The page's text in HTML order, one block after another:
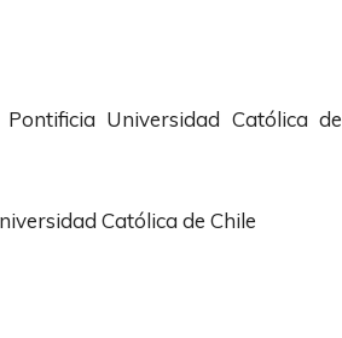
Universidad Católica de
Católica de Chile